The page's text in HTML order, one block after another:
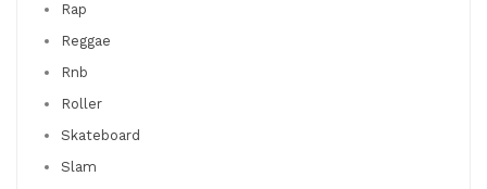
Rap
Reggae
Rnb
Roller
Skateboard
Slam